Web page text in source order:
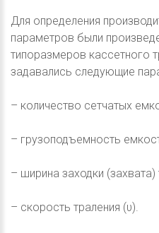
Для определения
параметров были
типоразмеров кассетного
задавались следующие
– количество сетчатых
– грузоподъемность
– ширина заходки (захвата)
– скорость траления (υ).